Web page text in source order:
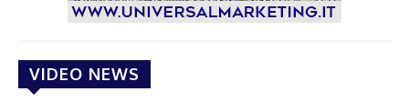
VIDEO NEWS